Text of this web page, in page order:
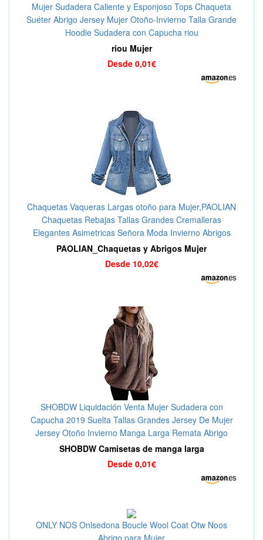
Mujer Sudadera Caliente y Esponjoso Tops Chaqueta
Suéter Abrigo Jersey Mujer Otoño-Invierno Talla Grande
Hoodie Sudadera con Capucha riou
riou Mujer
Desde 0,01€
Chaquetas Vaqueras Largas otoño para Mujer,PAOLIAN
Chaquetas Rebajas Tallas Grandes Cremalleras
Elegantes Asimetricas Señora Moda Invierno Abrigos
Acolchado Rompevientos Gabardina
PAOLIAN_Chaquetas y Abrigos Mujer
Desde 10,02€
SHOBDW Liquidación Venta Mujer Sudadera con
Capucha 2019 Suelta Tallas Grandes Jersey De Mujer
Jersey Otoño Invierno Manga Larga Remata Abrigo
Cálido
SHOBDW Camisetas de manga larga
Desde 0,01€
ONLY NOS Onlsedona Boucle Wool Coat Otw Noos